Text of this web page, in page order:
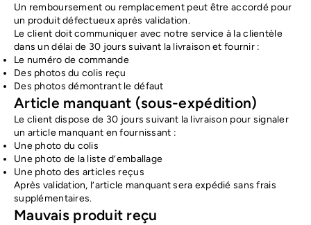
Un remboursement ou remplacement peut être accordé pour
un produit défectueux après validation.
Le client doit communiquer avec notre service à la clientèle
dans un délai de 30 jours suivant la livraison et fournir :
Le numéro de commande
Des photos du colis reçu
Des photos démontrant le défaut
Article manquant (sous-expédition)
Le client dispose de 30 jours suivant la livraison pour signaler
un article manquant en fournissant :
Une photo du colis
Une photo de la liste d’emballage
Une photo des articles reçus
Après validation, l’article manquant sera expédié sans frais
supplémentaires.
Mauvais produit reçu